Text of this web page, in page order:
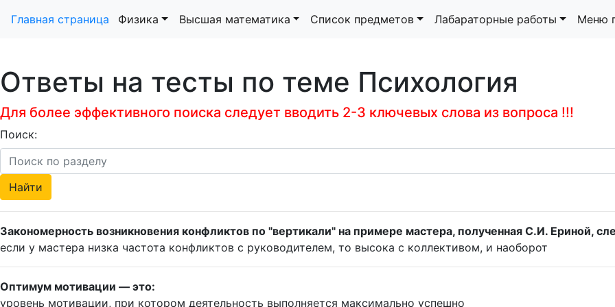
Главная страница Физика Высшая математика Список предметов Лабараторные работы Меню
Ответы на тесты по теме Психология
Для более эффективного поиска следует вводить 2-3 ключевых слова из вопроса !!!
Поиск:
Закономерность возникновения конфликтов по "вертикали" на примере мастера, полученная С.И. Ериной,
если у мастера низка частота конфликтов с руководителем, то высока с коллективом, и наоборот
Оптимум мотивации — это:
уровень мотивации, при котором деятельность выполняется максимально успешно